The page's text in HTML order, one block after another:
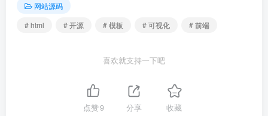
网站源码
# html
# 开源 # 模板 # 可视化 # 前端
喜欢就支持一下吧
点赞9 分享 收藏